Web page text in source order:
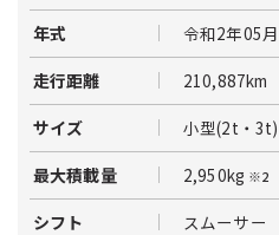
年式 令和2年05月
走行距離 210,887km
サイズ 小型(2t・3t)
最大積載量 2,950kg ※2
シフト スムーサー